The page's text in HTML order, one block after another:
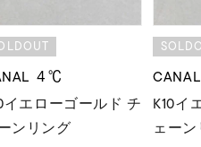
４℃
イエローゴールド チ
ンリング
K10イ
ェー